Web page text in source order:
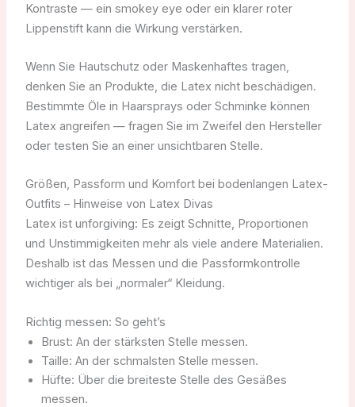
Kontraste — ein smokey eye oder ein klarer roter
Lippenstift kann die Wirkung verstärken.
Wenn Sie Hautschutz oder Maskenhaftes tragen,
denken Sie an Produkte, die Latex nicht beschädigen.
Bestimmte Öle in Haarsprays oder Schminke können
Latex angreifen — fragen Sie im Zweifel den Hersteller
oder testen Sie an einer unsichtbaren Stelle.
Größen, Passform und Komfort bei bodenlangen Latex-
Outfits – Hinweise von Latex Divas
Latex ist unforgiving: Es zeigt Schnitte, Proportionen
und Unstimmigkeiten mehr als viele andere Materialien.
Deshalb ist das Messen und die Passformkontrolle
wichtiger als bei „normaler“ Kleidung.
Richtig messen: So geht’s
Brust: An der stärksten Stelle messen.
Taille: An der schmalsten Stelle messen.
Hüfte: Über die breiteste Stelle des Gesäßes
messen.